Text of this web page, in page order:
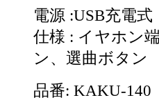
電源 :USB充電式
仕様 : イヤホン
ン、選曲ボタン
品番: KAKU-140